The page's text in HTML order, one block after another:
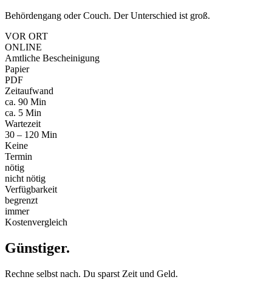
Behördengang oder Couch. Der Unterschied ist groß.
VOR ORT
ONLINE
Amtliche Bescheinigung
Papier
PDF
Zeitaufwand
ca. 90 Min
ca. 5 Min
Wartezeit
30 – 120 Min
Keine
Termin
nötig
nicht nötig
Verfügbarkeit
begrenzt
immer
Kostenvergleich
Günstiger.
Rechne selbst nach. Du sparst Zeit und Geld.